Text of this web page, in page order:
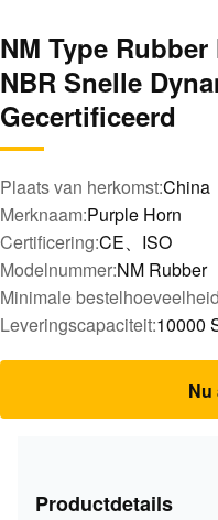
NM Type
NBR Snelle
Gecertificeerd
Plaats van herkomst:China
Merknaam:Purple Horn
Certificering:CE、ISO
Modelnummer:NM Rubber
Minimale
Leveringscapaciteit:10000
Nu
Productdetails